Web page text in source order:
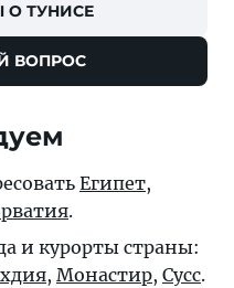
О ТУНИСЕ
ВОПРОС
Египет,
.
и курорты страны:
, Монастир, Сусс.